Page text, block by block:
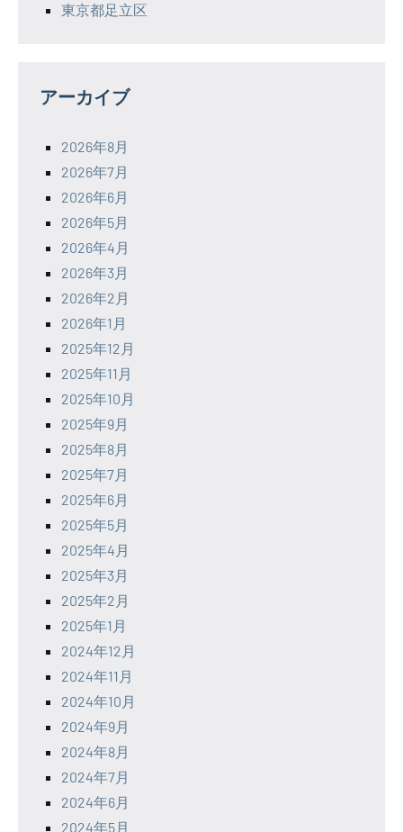
東京都足立区
アーカイブ
2026年8月
2026年7月
2026年6月
2026年5月
2026年4月
2026年3月
2026年2月
2026年1月
2025年12月
2025年11月
2025年10月
2025年9月
2025年8月
2025年7月
2025年6月
2025年5月
2025年4月
2025年3月
2025年2月
2025年1月
2024年12月
2024年11月
2024年10月
2024年9月
2024年8月
2024年7月
2024年6月
2024年5月